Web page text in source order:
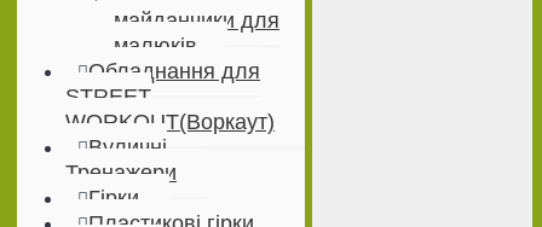
майданчики для
малюків
Обладнання для
STREET
WORKOUT(Воркаут)
Вуличні
Тренажери
Гірки